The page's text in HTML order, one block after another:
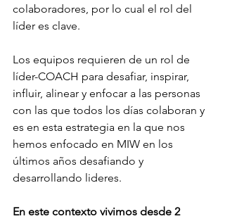
colaboradores, por lo cual el rol del
líder es clave.
Los equipos requieren de un rol de
líder-COACH para desafiar, inspirar,
influir, alinear y enfocar a las personas
con las que todos los días colaboran y
es en esta estrategia en la que nos
hemos enfocado en MIW en los
últimos años desafiando y
desarrollando lideres.
En este contexto vivimos desde 2